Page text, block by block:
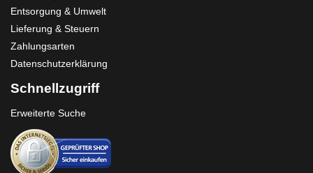
Entsorgung & Umwelt
Lieferung & Steuern
Zahlungsarten
Datenschutzerklärung
Schnellzugriff
Erweiterte Suche